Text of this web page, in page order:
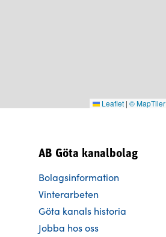
Leaflet | © MapTiler
AB Göta kanalbolag
Bolagsinformation
Vinterarbeten
Göta kanals historia
Jobba hos oss